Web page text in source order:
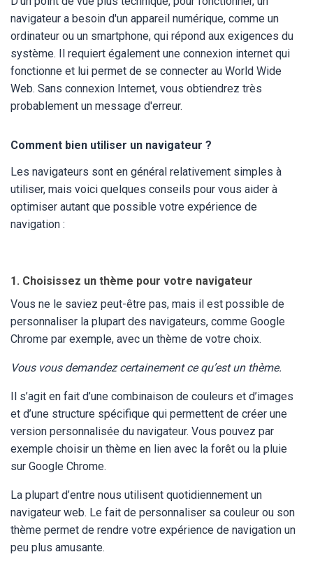
navigateur a besoin d'un appareil numérique, comme un
ordinateur ou un smartphone, qui répond aux exigences du
système. Il requiert également une connexion internet qui
fonctionne et lui permet de se connecter au World Wide
Web. Sans connexion Internet, vous obtiendrez très
probablement un message d'erreur.
Comment bien utiliser un navigateur ?
Les navigateurs sont en général relativement simples à
utiliser, mais voici quelques conseils pour vous aider à
optimiser autant que possible votre expérience de
navigation :
1. Choisissez un thème pour votre navigateur
Vous ne le saviez peut-être pas, mais il est possible de
personnaliser la plupart des navigateurs, comme Google
Chrome par exemple, avec un thème de votre choix.
Vous vous demandez certainement ce qu’est un thème.
Il s’agit en fait d’une combinaison de couleurs et d’images
et d’une structure spécifique qui permettent de créer une
version personnalisée du navigateur. Vous pouvez par
exemple choisir un thème en lien avec la forêt ou la pluie
sur Google Chrome.
La plupart d’entre nous utilisent quotidiennement un
navigateur web. Le fait de personnaliser sa couleur ou son
thème permet de rendre votre expérience de navigation un
peu plus amusante.